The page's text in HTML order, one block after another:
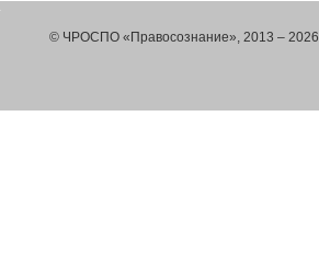
© ЧРОСПО «Правосознание», 2013 – 2026